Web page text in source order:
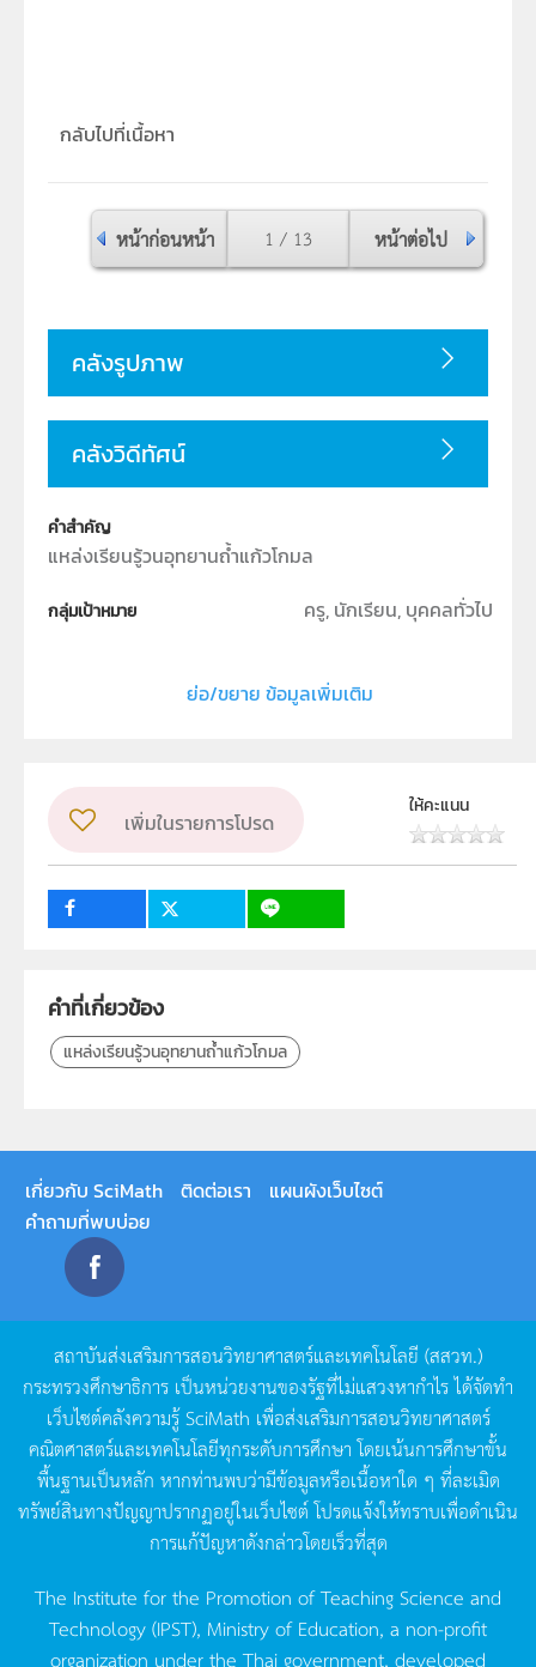
กลับไปที่เนื้อหา
หน้าก่อนหน้า 1 / 13 หน้าต่อไป
คลังรูปภาพ
คลังวิดีทัศน์
คำสำคัญ
แหล่งเรียนรู้วนอุทยานถ้ำแก้วโกมล
กลุ่มเป้าหมาย ครู, นักเรียน, บุคคลทั่วไป
ผู้แต่ง หรือ เจ้าของผลงาน
ฝ่ายนวัตกรรมเพื่อการเรียนรู้
ลิขสิทธิ์
สถาบันส่งเสริมการสอนวิทยาศาสตร์และเทคโนโลยี (สสวท.)
ย่อ/ขยาย ข้อมูลเพิ่มเติม
เพิ่มในรายการโปรด
ให้คะแนน
คำที่เกี่ยวข้อง
แหล่งเรียนรู้วนอุทยานถ้ำแก้วโกมล
เกี่ยวกับ SciMath ติดต่อเรา
แผนผังเว็บไซต์
คำถามที่พบบ่อย
สถาบันส่งเสริมการสอนวิทยาศาสตร์และเทคโนโลยี (สสวท.)
กระทรวงศึกษาธิการ เป็นหน่วยงานของรัฐที่ไม่แสวงหากำไรได้จัดทำ
เว็บไซต์คลังความรู้SciMath เพื่อส่งเสริมการสอนวิทยาศาสตร์
คณิตศาสตร์และเทคโนโลยีทุกระดับการศึกษา โดยเน้นการศึกษาขั้น
พื้นฐานเป็นหลัก หากท่านพบว่ามีข้อมูลหรือเนื้อหาใด ๆ ที่ละเมิด
ทรัพย์สินทางปัญญาปรากฏอยู่ในเว็บไซต์โปรดแจ้งให้ทราบเพื่อดำเนิน
การแก้ปัญหาดังกล่าวโดยเร็วที่สุด
The Institute for the Promotion of Teaching Science and
Technology (IPST), Ministry of Education, a non-profit
organization under the Thai government, developed